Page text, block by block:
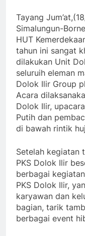
Tayang
Simalungun-
HUT
tahun ini sangat
dilakukan Unit
seluruih eleman
Dolok Ilir Group
Acara
Dolok Ilir,
Putih dan
di bawah rintik
Setelah kegiatan
PKS Dolok Ilir
berbagai
PKS Dolok Ilir,
karyawan dan
bagian, tarik
berbagai event